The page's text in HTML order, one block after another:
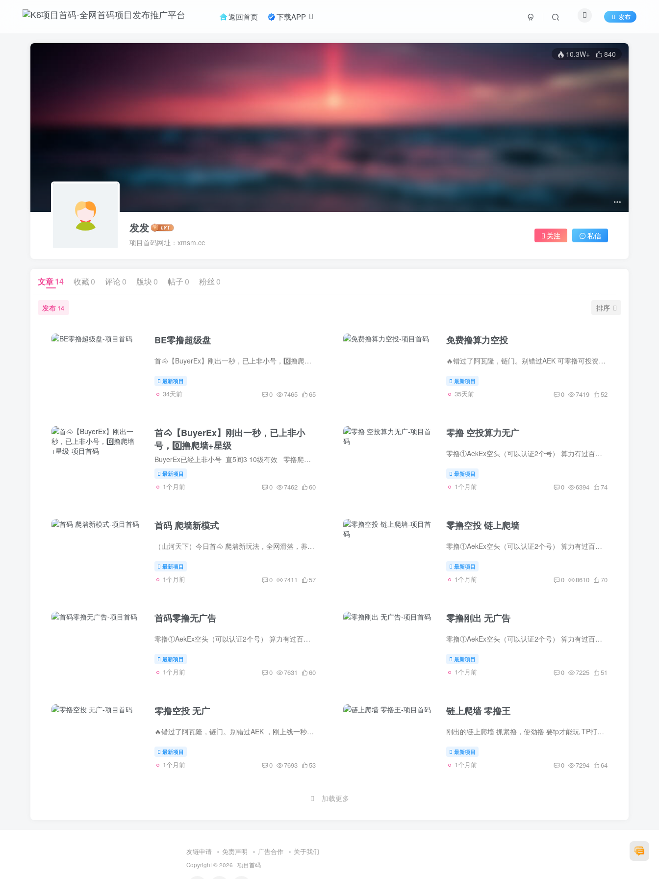
返回首页 下载APP 发布
10.3W+ 840
发发
项目首码网址：xmsm.cc
关注 私信
文章14 收藏 0 评论 0 版块 0 帖子 0 粉丝 0
发布 14 排序
BE零撸超级盘
首🐴【BuyerEx】刚出一秒，已上非小号，0️⃣撸爬墙+星级，超级大盘别错过,直推5间推3
最新项目
34天前 0 7465 65
免费撸算力空投
🔥错过了阿瓦隆，链门。别错过AEK 可零撸可投资，摧毁的算力，算力越多每天释放的收益越高，动态拿10代收益【跟上绝对吃肉】 这个杜绝了刷子，邮箱和活体认证-，空投的GPU销毁成算力，创新的一...
最新项目
35天前 0 7419 52
首🐴【BuyerEx】刚出一秒，已上非小
号，0️⃣撸爬墙+星级
BuyerEx已经上非小号 直5间3 10级有效 零撸爬墙+星级，超级大盘 玩法介绍：每天签到2次，签到一次获得1枚AIC。每天签到俩次就是获得2枚币，首次激活直接奖励5枚币，连续签到三天而外奖励5...
最新项目
1个月前 0 7462 60
零撸 空投算力无广
零撸①AekEx空头（可以认证2个号） 算力有过百的每天领就行 没有的看后面会不会优化 零撸②AI DAO tp上玩的爬墙bsc链进 体验感是差点，其他还行。 2个慢热[微笑]
最新项目
1个月前 0 6394 74
首码 爬墙新模式
（山河天下）今日首🐴 爬墙新玩法，全网滑落，养马，芬红，挖碧，游戏赛🐴境猜。多重板块嗨不停[玫瑰] 注册平台直接送5级，前1万名额抓紧时间撸他，注册实名好，升到5级另外找我领3🧧 邮箱统...
最新项目
1个月前 0 7411 57
零撸空投 链上爬墙
零撸①AekEx空头（可以认证2个号） 算力有过百的每天领就行 没有的看后面会不会优化 零撸②AI DAO tp上玩的爬墙bsc链进 体验感是差点，其他还行。 2个慢热[微笑]
最新项目
1个月前 0 8610 70
首码零撸无广告
零撸①AekEx空头（可以认证2个号） 算力有过百的每天领就行 没有的看后面会不会优化 零撸②AI DAO tp上玩的爬墙bsc链进 体验感是差点，其他还行。 2个慢热[微笑]
最新项目
1个月前 0 7631 60
零撸刚出 无广告
零撸①AekEx空头（可以认证2个号） 算力有过百的每天领就行 没有的看后面会不会优化 零撸②AI DAO tp上玩的爬墙bsc链进 体验感是差点，其他还行。 2个慢热[微笑]
最新项目
1个月前 0 7225 51
零撸空投 无广
🔥错过了阿瓦隆，链门。别错过AEK ，刚上线一秒，可零撸可投资，摧毁的算力，算力越多每天释放的收益越高，动态拿10代收益【跟上绝对吃肉】 这个杜绝了刷子，邮箱和活体认证-，空投的GPU销毁成...
最新项目
1个月前 0 7693 53
链上爬墙 零撸王
刚出的链上爬墙 抓紧撸，使劲撸 要tp才能玩 TP打开的 玩法一样
最新项目
1个月前 0 7294 64
加载更多
友链申请 免责声明 广告合作 关于我们
Copyright © 2026 · 项目首码